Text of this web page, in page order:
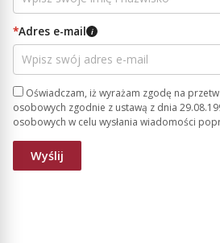
*Adres e-mail i
Oświadczam, iż wyrażam zgodę na
osobowych zgodnie z ustawą z dnia
osobowych w celu wysłania wiadomości